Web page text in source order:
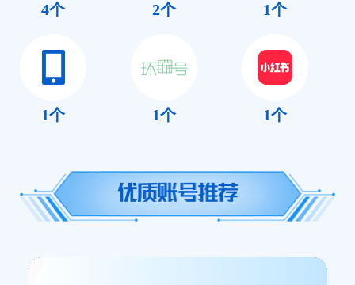
4个 2个 1个
1个 1个 1个